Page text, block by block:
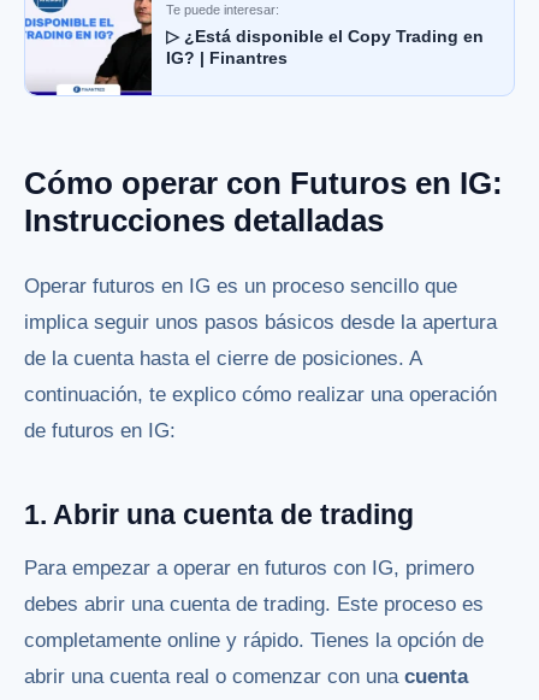
Te puede interesar:
▷ ¿Está disponible el Copy Trading en
IG? | Finantres
Cómo operar con Futuros en IG:
Instrucciones detalladas
Operar futuros en IG es un proceso sencillo que
implica seguir unos pasos básicos desde la apertura
de la cuenta hasta el cierre de posiciones. A
continuación, te explico cómo realizar una operación
de futuros en IG:
1. Abrir una cuenta de trading
Para empezar a operar en futuros con IG, primero
debes abrir una cuenta de trading. Este proceso es
completamente online y rápido. Tienes la opción de
abrir una cuenta real o comenzar con una cuenta